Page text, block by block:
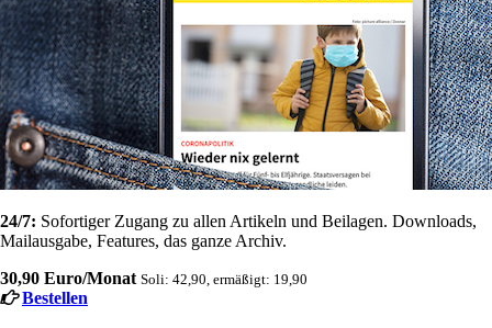
24/7: Sofortiger Zugang zu allen Artikeln und Beilagen. Downloads,
Mailausgabe, Features, das ganze Archiv.
30,90 Euro/Monat Soli: 42,90, ermäßigt: 19,90
Bestellen